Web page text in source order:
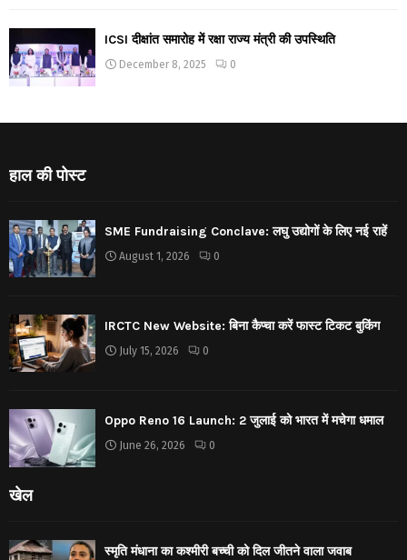
ICSI दीक्षांत समारोह में रक्षा राज्य मंत्री की उपस्थिति
December 8, 2025 0
हाल की पोस्ट
SME Fundraising Conclave: लघु उद्योगों के लिए नई राहें
August 1, 2026 0
IRCTC New Website: बिना कैप्चा करें फास्ट टिकट बुकिंग
July 15, 2026 0
Oppo Reno 16 Launch: 2 जुलाई को भारत में मचेगा धमाल
June 26, 2026 0
खेल
स्मृति मंधाना का कश्मीरी बच्ची को दिल जीतने वाला जवाब